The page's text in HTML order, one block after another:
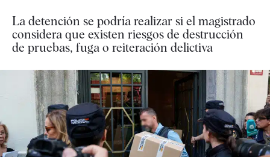
La detención se podría realizar si el magistrado
considera que existen riesgos de destrucción
de pruebas, fuga o reiteración delictiva